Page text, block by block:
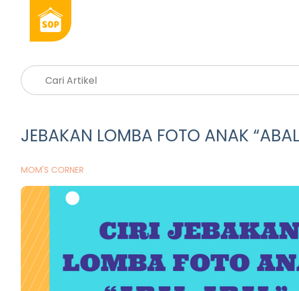
JEBAKAN LOMBA FOTO ANAK
MOM'S CORNER